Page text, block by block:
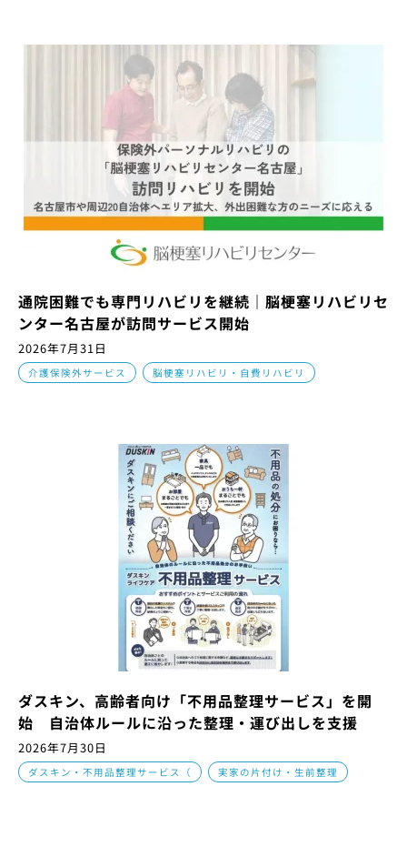
通院困難でも専門リハビリを継続｜脳梗塞リハビリセ
ンター名古屋が訪問サービス開始
2026年7月31日
介護保険外サービス , 脳梗塞リハビリ・自費リハビリ
ダスキン、高齢者向け「不用品整理サービス」を開
始 自治体ルールに沿った整理・運び出しを支援
2026年7月30日
ダスキン・不用品整理サービス（ , 実家の片付け・生前整理